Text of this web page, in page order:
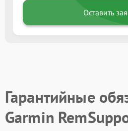
Оставить
Гарантийные
Garmin